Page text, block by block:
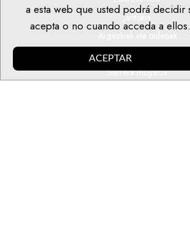
Jantokia
Publikazio eta dokumentuak
Sarrera mugatua
a esta web que usted podrá decidir
acepta o no cuando acceda a ellos.
ACEPTAR